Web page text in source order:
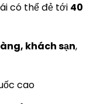
có thể đẻ tới 40
khách sạn,
cao